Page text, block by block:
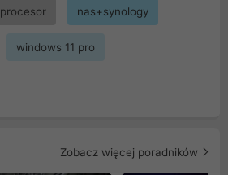
procesor nas+synology
windows 11 pro
Zobacz więcej poradników